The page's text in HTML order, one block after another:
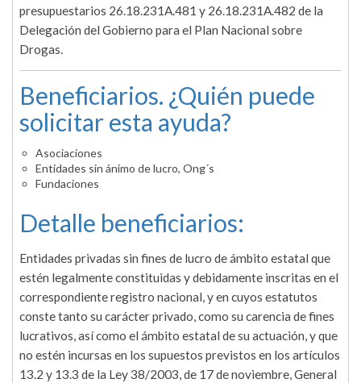
presupuestarios 26.18.231A.481 y 26.18.231A.482 de la
Delegación del Gobierno para el Plan Nacional sobre
Drogas.
Beneficiarios. ¿Quién puede
solicitar esta ayuda?
Asociaciones
Entidades sin ánimo de lucro, Ong´s
Fundaciones
Detalle beneficiarios:
Entidades privadas sin fines de lucro de ámbito estatal que
estén legalmente constituidas y debidamente inscritas en el
correspondiente registro nacional, y en cuyos estatutos
conste tanto su carácter privado, como su carencia de fines
lucrativos, así como el ámbito estatal de su actuación, y que
no estén incursas en los supuestos previstos en los artículos
13.2 y 13.3 de la Ley 38/2003, de 17 de noviembre, General